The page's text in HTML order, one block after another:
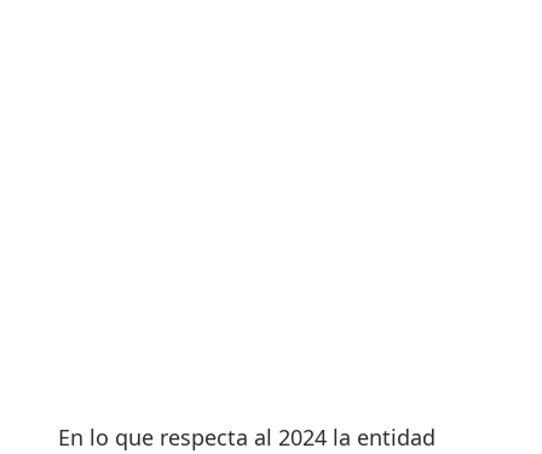
En lo que respecta al 2024 la entidad